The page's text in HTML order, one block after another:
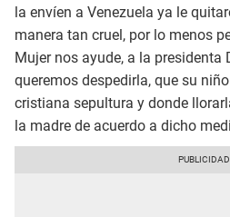
la envíen a Venezuela ya le
manera tan cruel, por lo menos
Mujer nos ayude, a la presidenta
queremos despedirla, que su
cristiana sepultura y donde
la madre de acuerdo a dicho